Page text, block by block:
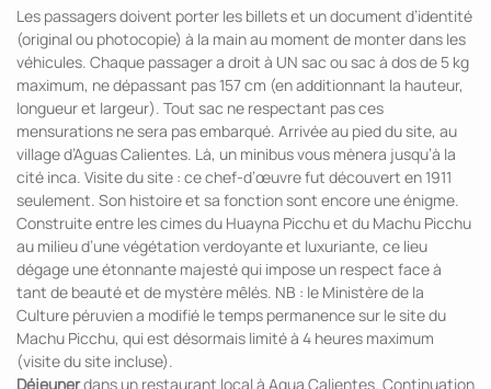
Les passagers doivent porter les billets et un document d’identité
(original ou photocopie) à la main au moment de monter dans les
véhicules. Chaque passager a droit à UN sac ou sac à dos de 5 kg
maximum, ne dépassant pas 157 cm (en additionnant la hauteur,
longueur et largeur). Tout sac ne respectant pas ces
mensurations ne sera pas embarqué. Arrivée au pied du site, au
village d’Aguas Calientes. Là, un minibus vous mènera jusqu’à la
cité inca. Visite du site : ce chef-d’œuvre fut découvert en 1911
seulement. Son histoire et sa fonction sont encore une énigme.
Construite entre les cimes du Huayna Picchu et du Machu Picchu
au milieu d’une végétation verdoyante et luxuriante, ce lieu
dégage une étonnante majesté qui impose un respect face à
tant de beauté et de mystère mêlés. NB : le Ministère de la
Culture péruvien a modifié le temps permanence sur le site du
Machu Picchu, qui est désormais limité à 4 heures maximum
(visite du site incluse).
Déjeunerdans un restaurant local à Agua Calientes. Continuation